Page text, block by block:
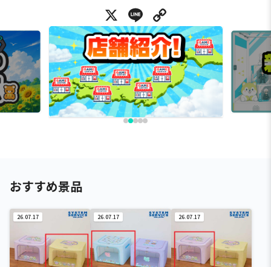
X Line
おすすめ景品
26.07.17 26.07.17 26.07.17